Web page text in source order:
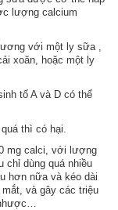
lượng calcium
với một ly sữa ,
xoăn, hoặc một ly
tố A và D có thể
thì có hại.
mg calci, với lượng
chỉ dùng quá nhiều
hơn nữa và kéo dài
và gây các triệu